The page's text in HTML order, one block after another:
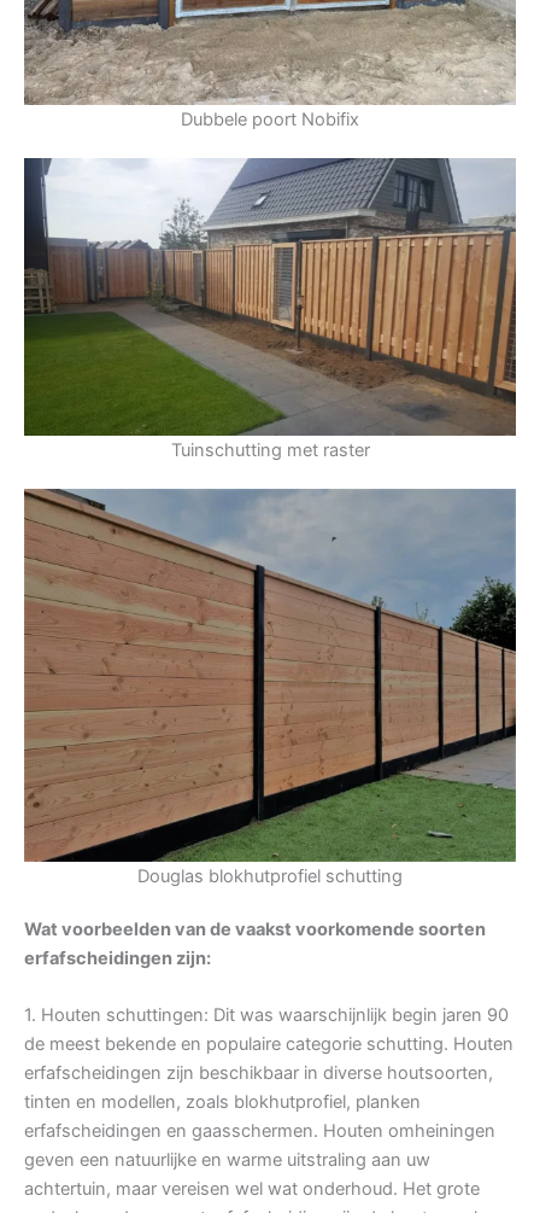
Dubbele poort Nobifix
Tuinschutting met raster
Douglas blokhutprofiel schutting
Wat voorbeelden van de vaakst voorkomende soorten
erfafscheidingen zijn:
1. Houten schuttingen: Dit was waarschijnlijk begin jaren 90
de meest bekende en populaire categorie schutting. Houten
erfafscheidingen zijn beschikbaar in diverse houtsoorten,
tinten en modellen, zoals blokhutprofiel, planken
erfafscheidingen en gaasschermen. Houten omheiningen
geven een natuurlijke en warme uitstraling aan uw
achtertuin, maar vereisen wel wat onderhoud. Het grote